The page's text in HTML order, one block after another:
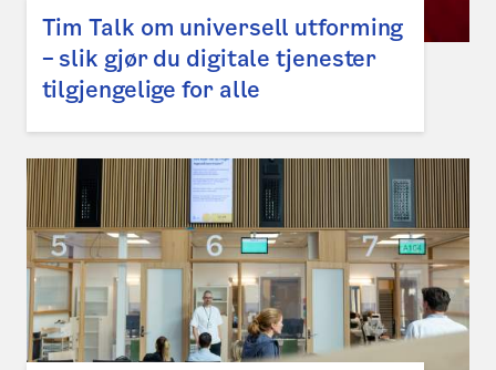
Tim Talk om universell utforming
– slik gjør du digitale tjenester
tilgjengelige for alle